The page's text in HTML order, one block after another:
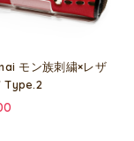
モン族刺繍×レザ
Type.2